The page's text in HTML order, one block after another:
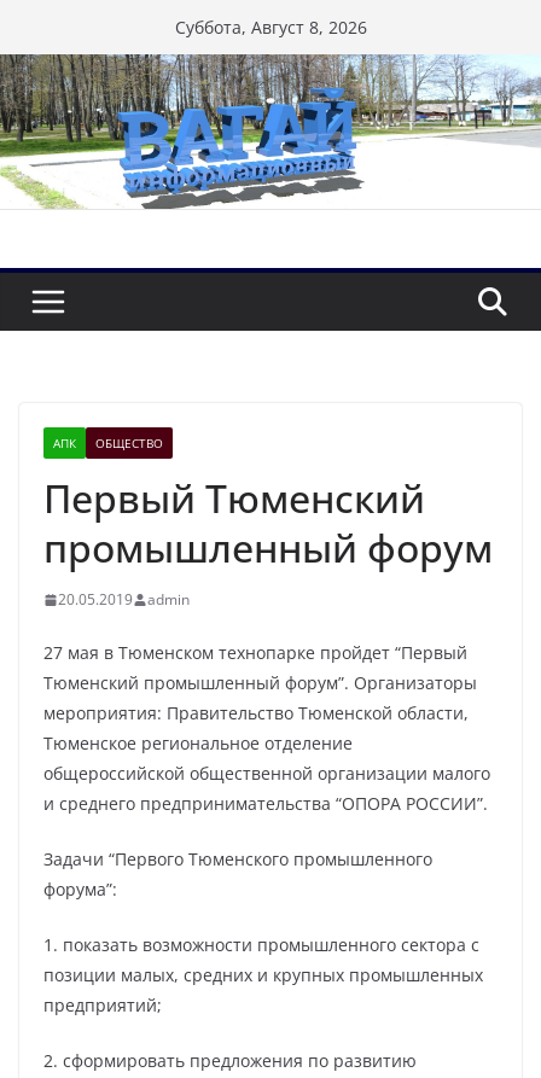
к
содержимому
Суббота, Август 8, 2026
АПК ОБЩЕСТВО
Первый Тюменский
промышленный форум
20.05.2019 admin
27 мая в Тюменском технопарке пройдет “Первый
Тюменский промышленный форум”. Организаторы
мероприятия: Правительство Тюменской области,
Тюменское региональное отделение
общероссийской общественной организации малого
и среднего предпринимательства “ОПОРА РОССИИ”.
Задачи “Первого Тюменского промышленного
форума”:
1. показать возможности промышленного сектора с
позиции малых, средних и крупных промышленных
предприятий;
2. сформировать предложения по развитию